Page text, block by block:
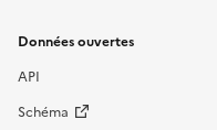
Données ouvertes
API
Schéma